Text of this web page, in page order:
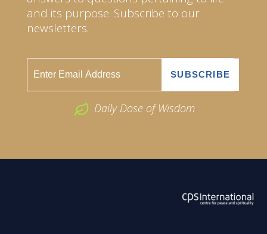
and its purpose. Subscribe to our
newsletters.
Daily Dose of Wisdom